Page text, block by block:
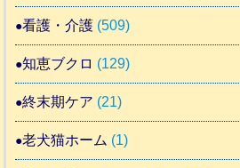
看護・介護 (509)
知恵ブクロ (129)
終末期ケア (21)
老犬猫ホーム (1)